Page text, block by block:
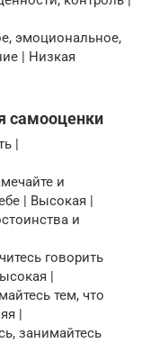
эмоциональное,
| Низкая
самооценки
|
и
| Высокая |
и
говорить
|
тем, что
|
занимайтесь